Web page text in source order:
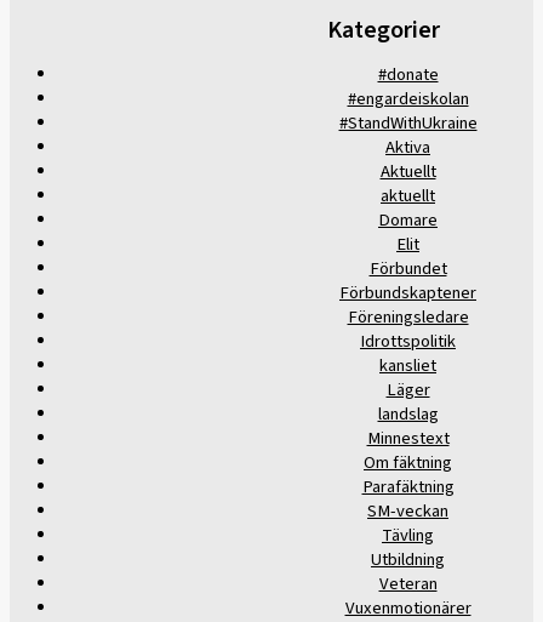
Kategorier
#donate
#engardeiskolan
#StandWithUkraine
Aktiva
Aktuellt
aktuellt
Domare
Elit
Förbundet
Förbundskaptener
Föreningsledare
Idrottspolitik
kansliet
Läger
landslag
Minnestext
Om fäktning
Parafäktning
SM-veckan
Tävling
Utbildning
Veteran
Vuxenmotionärer